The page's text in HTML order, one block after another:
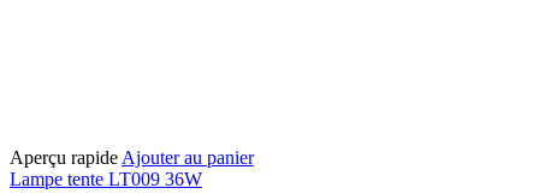
Aperçu rapide Ajouter au panier
Lampe tente LT009 36W